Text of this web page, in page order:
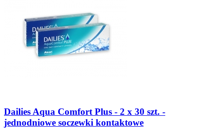
Dailies Aqua Comfort Plus - 2 x 30 szt. -
jednodniowe soczewki kontaktowe